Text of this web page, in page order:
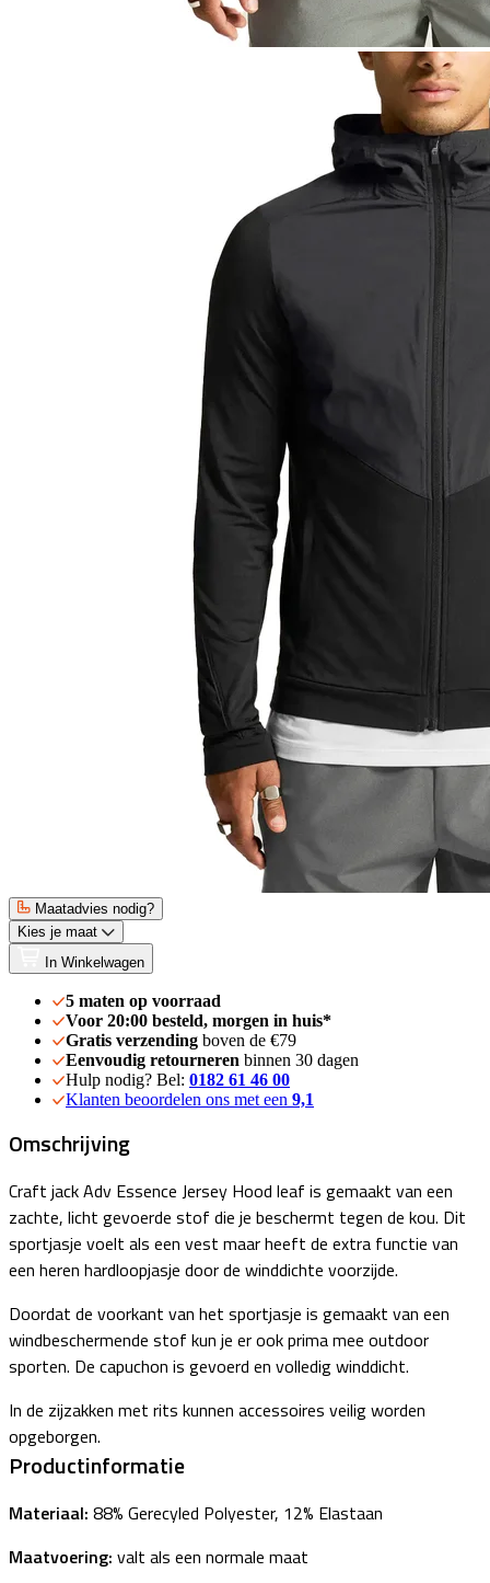
Maatadvies nodig?
Kies je maat
In Winkelwagen
5 maten op voorraad
Voor 20:00 besteld, morgen in huis*
Gratis verzending boven de €79
Eenvoudig retourneren binnen 30 dagen
Hulp nodig? Bel: 0182 61 46 00
Klanten beoordelen ons met een 9,1
Omschrijving
Craft jack Adv Essence Jersey Hood leaf is gemaakt van een
zachte, licht gevoerde stof die je beschermt tegen de kou. Dit
sportjasje voelt als een vest maar heeft de extra functie van
een heren hardloopjasje door de winddichte voorzijde.
Doordat de voorkant van het sportjasje is gemaakt van een
windbeschermende stof kun je er ook prima mee outdoor
sporten. De capuchon is gevoerd en volledig winddicht.
In de zijzakken met rits kunnen accessoires veilig worden
opgeborgen.
Productinformatie
Materiaal: 88% Gerecyled Polyester, 12% Elastaan
Maatvoering: valt als een normale maat